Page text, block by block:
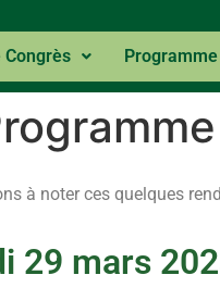
Congrès Programme
à noter ces quelques
29 mars